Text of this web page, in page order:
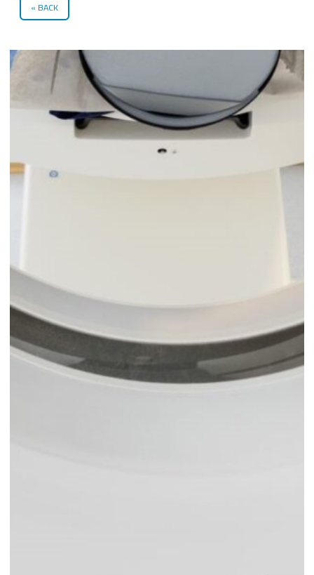
BACK